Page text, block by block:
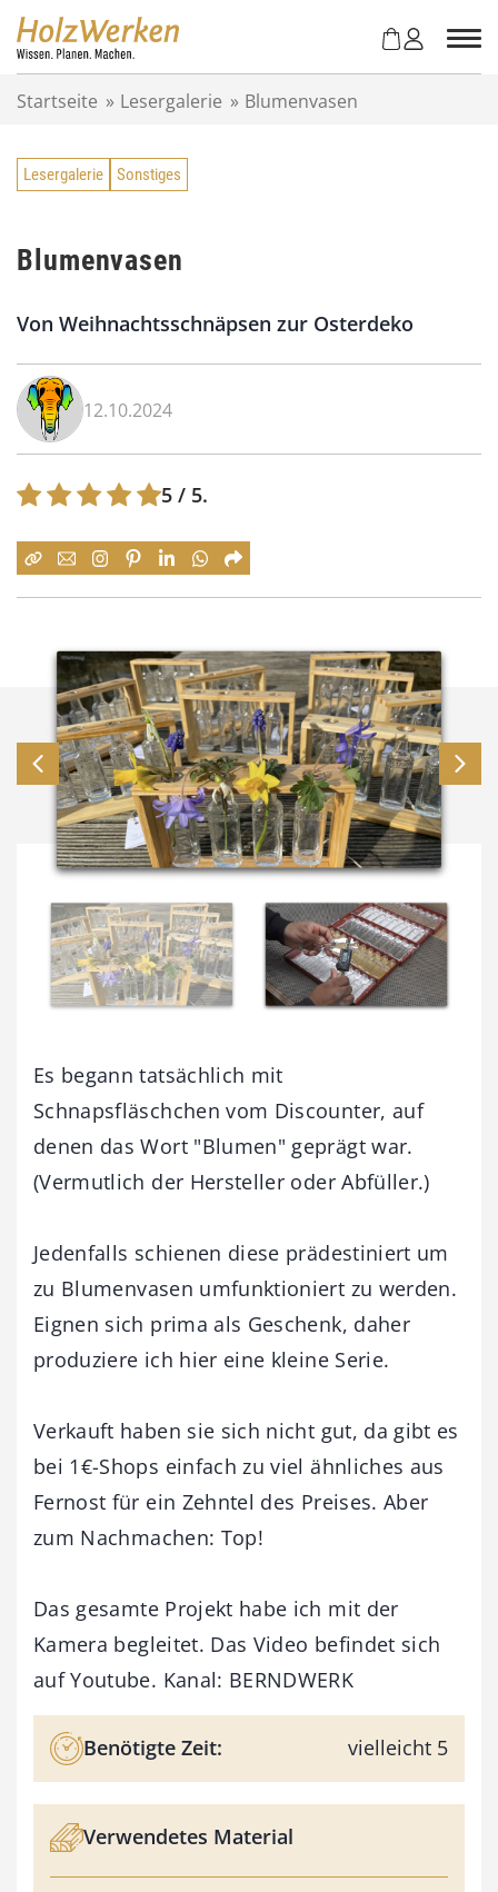
Startseite » Lesergalerie » Blumenvasen
Lesergalerie Sonstiges
Blumenvasen
Von Weihnachtsschnäpsen zur Osterdeko
12.10.2024
5 / 5.
Es begann tatsächlich mit
Schnapsfläschchen vom Discounter, auf
denen das Wort "Blumen" geprägt war.
(Vermutlich der Hersteller oder Abfüller.)
Jedenfalls schienen diese prädestiniert um
zu Blumenvasen umfunktioniert zu werden.
Eignen sich prima als Geschenk, daher
produziere ich hier eine kleine Serie.
Verkauft haben sie sich nicht gut, da gibt es
bei 1€-Shops einfach zu viel ähnliches aus
Fernost für ein Zehntel des Preises. Aber
zum Nachmachen: Top!
Das gesamte Projekt habe ich mit der
Kamera begleitet. Das Video befindet sich
auf Youtube. Kanal: BERNDWERK
Benötigte Zeit: vielleicht 5
Verwendetes Material